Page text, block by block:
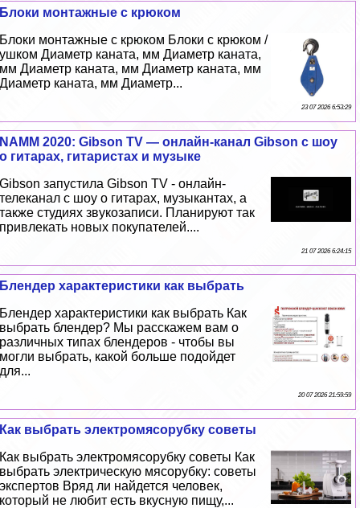
Блоки монтажные с крюком
Блоки монтажные с крюком Блоки с крюком /
ушком Диаметр каната, мм Диаметр каната,
мм Диаметр каната, мм Диаметр каната, мм
Диаметр каната, мм Диаметр...
23 07 2026 6:53:29
NAMM 2020: Gibson TV — онлайн-канал Gibson с шоу
о гитарах, гитаристах и музыке
Gibson запустила Gibson TV - онлайн-
телеканал с шоу о гитарах, музыкантах, а
также студиях звукозаписи. Планируют так
привлекать новых покупателей....
21 07 2026 6:24:15
Блендер хаpaктеристики как выбрать
Блендер хаpaктеристики как выбрать Как
выбрать блендер? Мы расскажем вам о
различных типах блендеров - чтобы вы
могли выбрать, какой больше подойдет
для...
20 07 2026 21:59:59
Как выбрать электромясорубку советы
Как выбрать электромясорубку советы Как
выбрать электрическую мясорубку: советы
экспертов Вряд ли найдется человек,
который не любит есть вкусную пищу,...